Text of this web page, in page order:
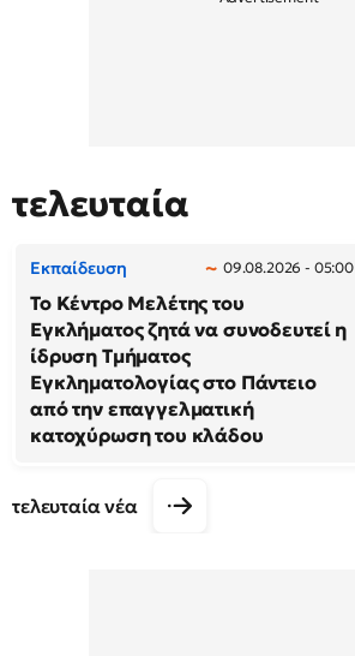
τελευταία
Εκπαίδευση 09.08.2026 - 05:00
Το Κέντρο Μελέτης του
Εγκλήματος ζητά να συνοδευτεί η
ίδρυση Τμήματος
Εγκληματολογίας στο Πάντειο
από την επαγγελματική
κατοχύρωση του κλάδου
τελευταία νέα